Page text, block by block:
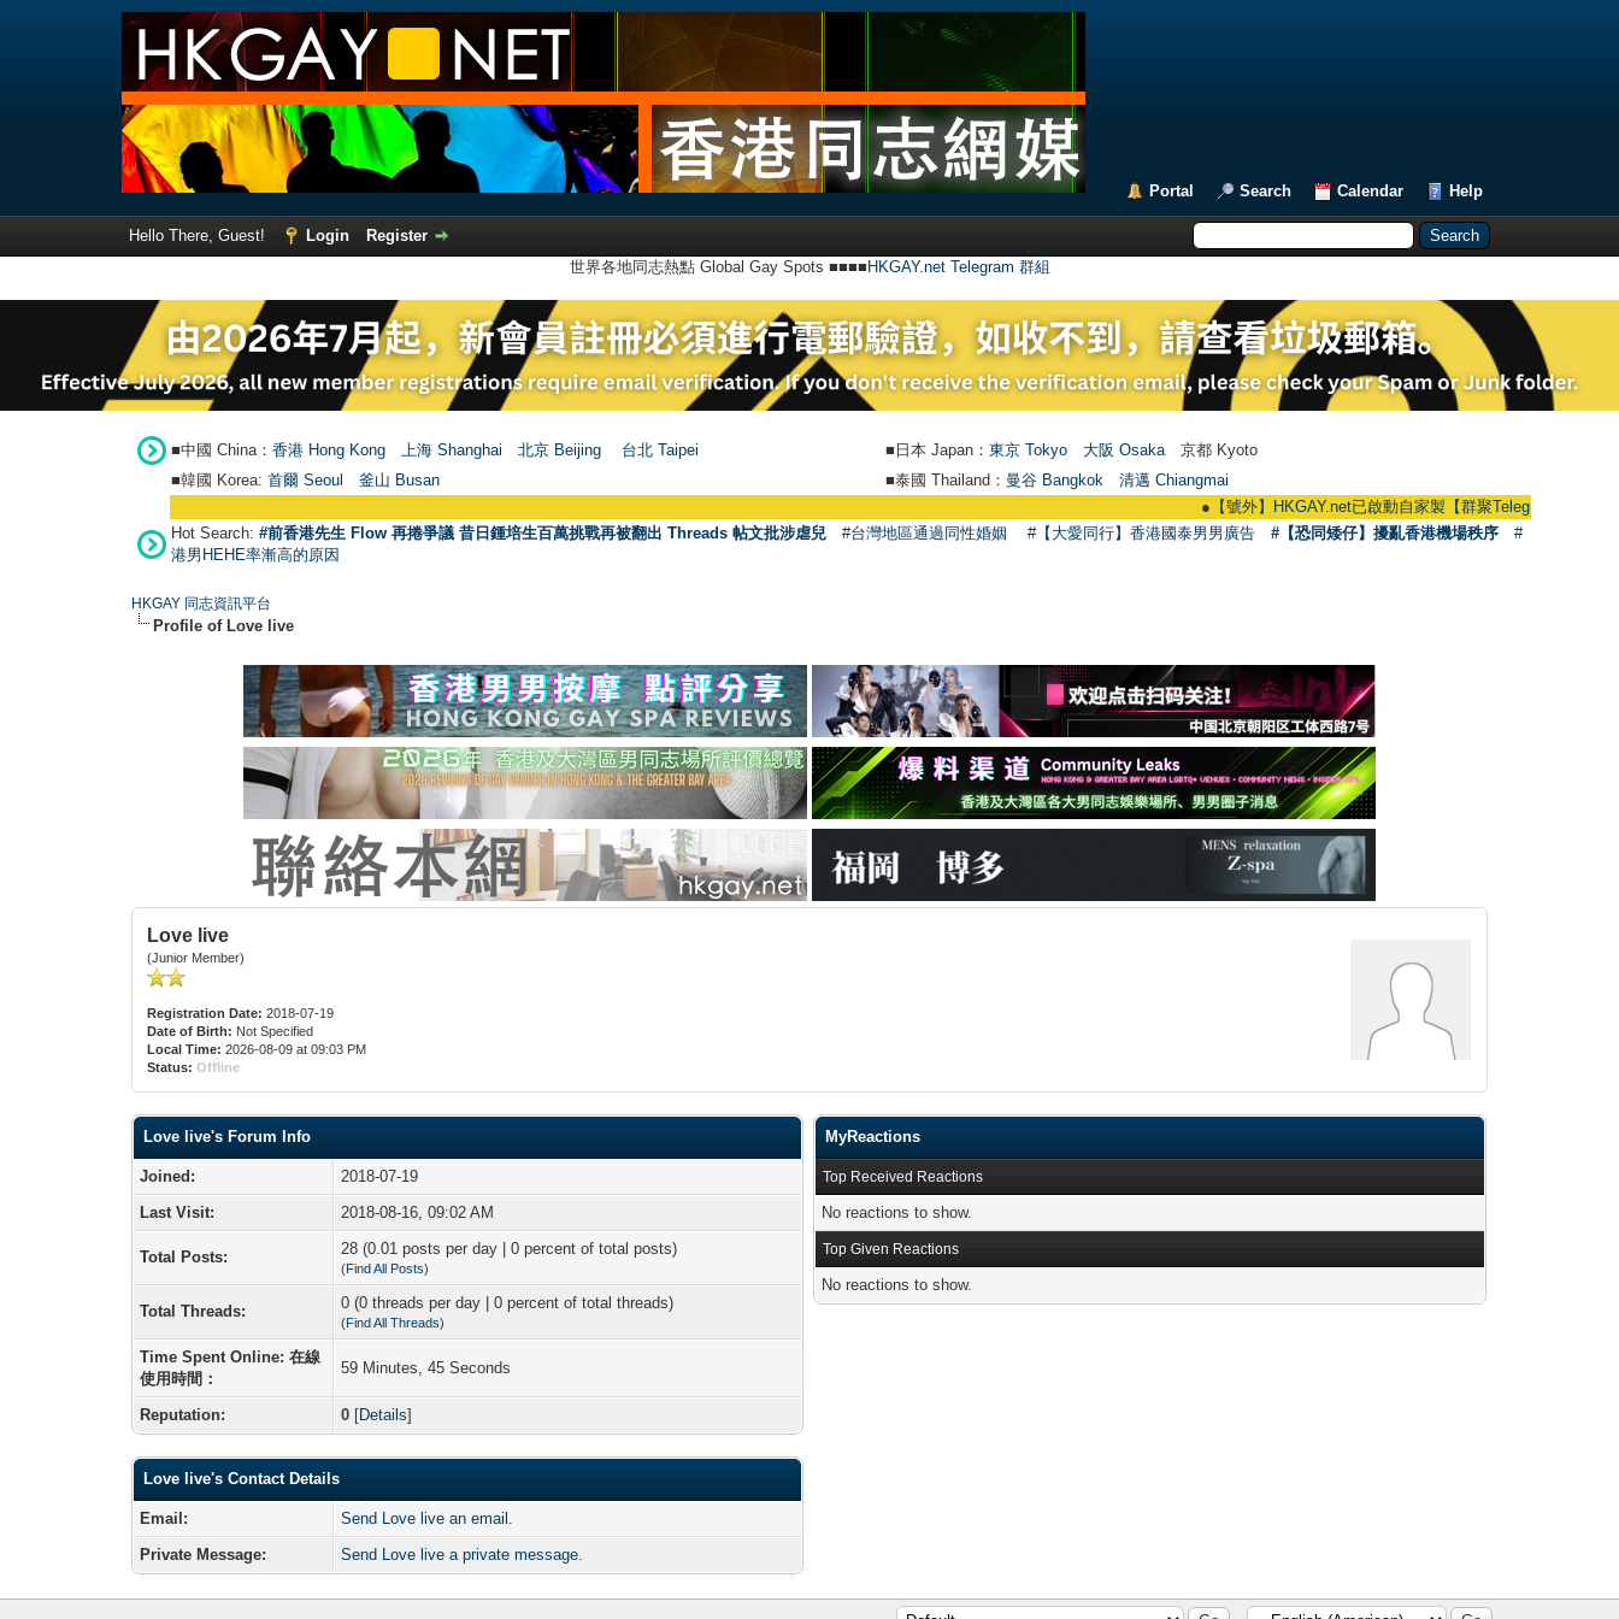
Portal Search Calendar Help
Hello There, Guest! Login
Register
世界各地同志熱點 Global Gay Spots ■■■■ HKGAY.net Telegram 群組
■中國 China： 香港 Hong Kong 上海 Shanghai 北京 Beijing 台北 Taipei ■日本 Japan： 東京 Tokyo 大阪 Osaka 京都 Kyoto
■韓國 Korea: 首爾 Seou 釜山 Busan ■泰國 Thailand： 曼谷 Bangkok
清邁 Chiangmai
【號外】HKGAY.net已啟動自家製【群聚Telegram群組】
Hot Search: #前香港先生 Flow 再捲爭議 昔日鍾培生百萬挑戰再被翻出 Threads 帖文批涉虐兒 #台灣地區通過同性婚姻 #【大愛同行】香港國泰男男廣告 #【恐同矮仔】擾亂香港機場秩序
#
港男HEHE率漸高的原因
HKGAY 同志資訊平台
Profile of Love live
Love live
(Junior Member)
Registration Date: 2018-07-19
Date of Birth: Not Specified
Local Time: 2026-08-09 at 09:03 PM
Status: Offline
Love live's Forum Info
Joined:
2018-07-19
Last Visit:
2018-08-16, 09:02 AM
Total Posts: 28 (0.01 posts per day | 0 percent of total posts)
(Find All Posts)
Total Threads: 0 (0 threads per day | 0 percent of total threads)
(Find All Threads)
Time Spent Online: 在線
使用時間：
59 Minutes, 45 Seconds
Reputation: 0 [Details]
Love live's Contact Details
Email:
Send Love live an email.
Private Message:
Send Love live a private message.
MyReactions
Top Received Reactions
No reactions to show.
Top Given Reactions
No reactions to show.